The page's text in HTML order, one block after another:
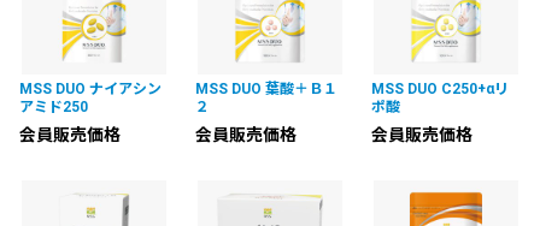
MSS DUO ナイアシン
アミド250
会員販売価格
MSS DUO 葉酸＋Ｂ１
２
会員販売価格
MSS DUO C250+αリ
ポ酸
会員販売価格